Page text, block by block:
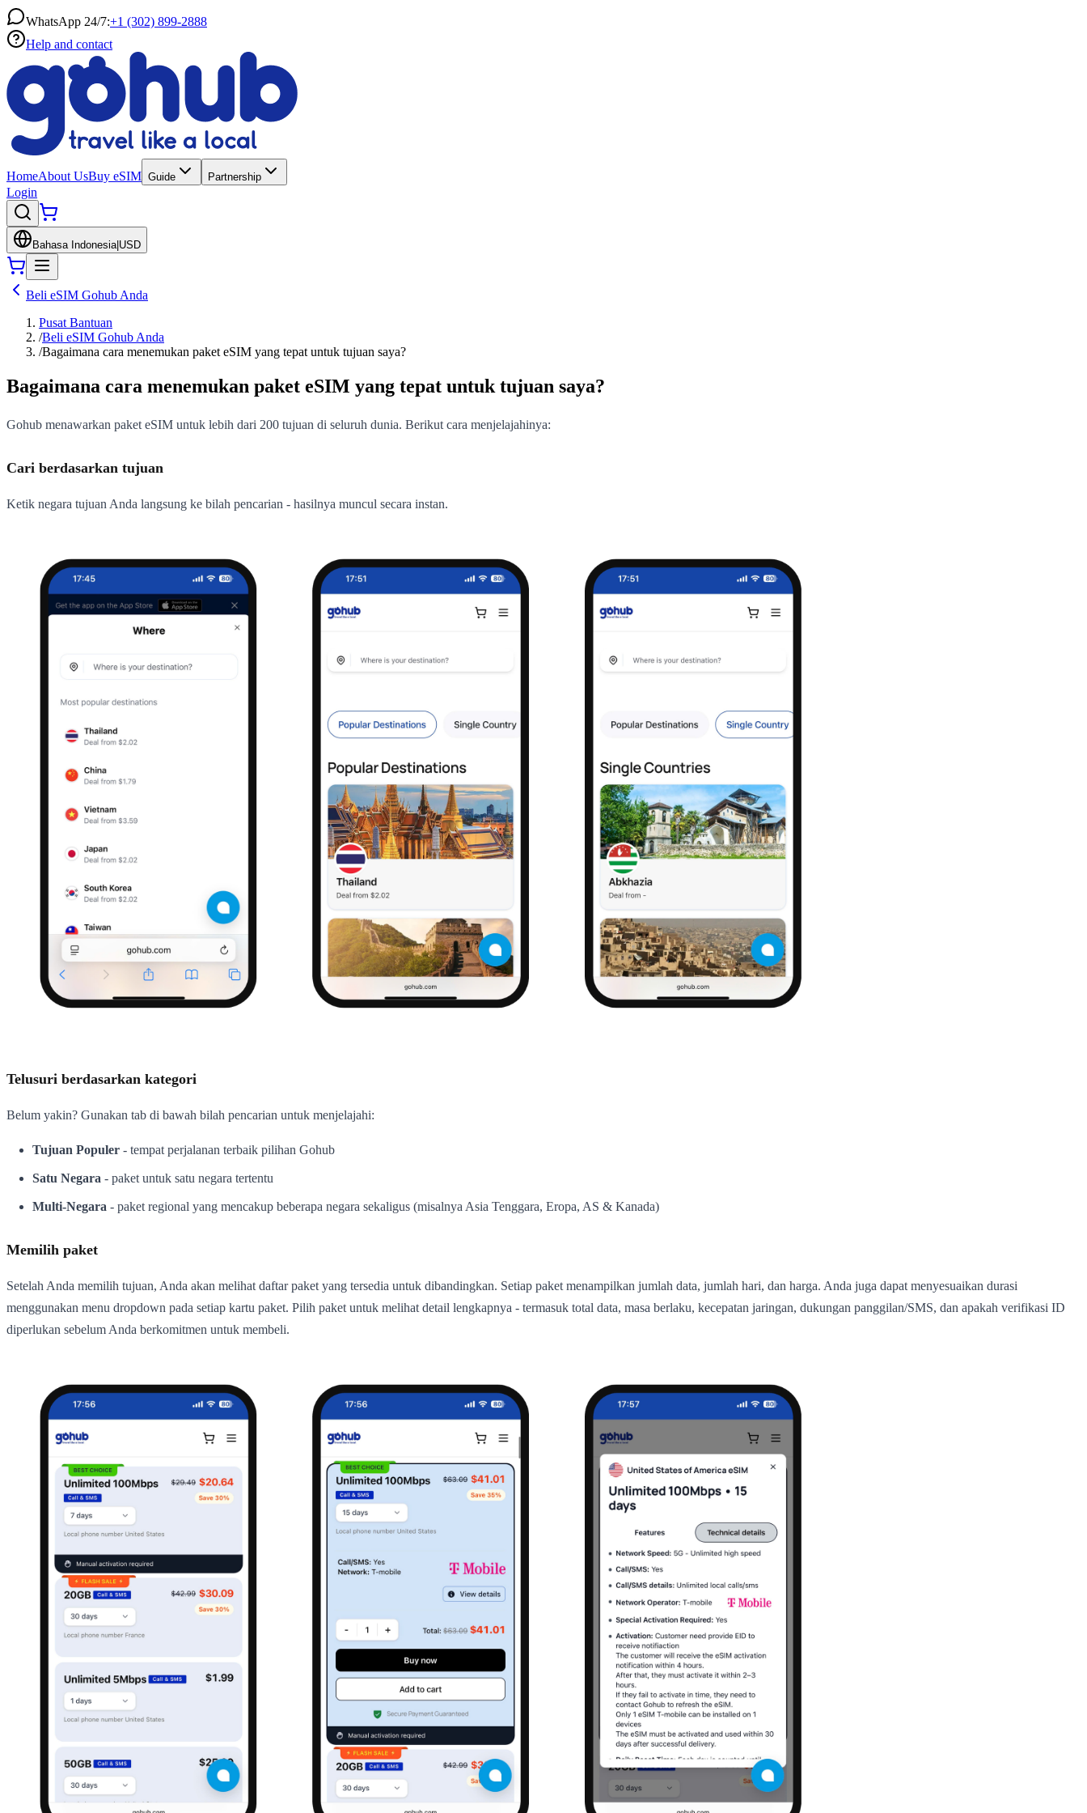
WhatsApp 24/7:+1 (302) 899-2888
Help and contact
HomeAbout UsBuy eSIM Guide Partnership
Login
Bahasa Indonesia| USD
Beli eSIM Gohub Anda
Pusat Bantuan
/Beli eSIM Gohub Anda
/Bagaimana cara menemukan paket eSIM yang tepat untuk tujuan saya?
Bagaimana cara menemukan paket eSIM yang tepat untuk tujuan saya?
Gohub menawarkan paket eSIM untuk lebih dari 200 tujuan di seluruh dunia. Berikut cara menjelajahinya:
Cari berdasarkan tujuan
Ketik negara tujuan Anda langsung ke bilah pencarian - hasilnya muncul secara instan.
Telusuri berdasarkan kategori
Belum yakin? Gunakan tab di bawah bilah pencarian untuk menjelajahi:
Tujuan Populer - tempat perjalanan terbaik pilihan Gohub
Satu Negara - paket untuk satu negara tertentu
Multi-Negara - paket regional yang mencakup beberapa negara sekaligus (misalnya Asia Tenggara, Eropa, AS & Kanada)
Memilih paket
Setelah Anda memilih tujuan, Anda akan melihat daftar paket yang tersedia untuk dibandingkan. Setiap paket menampilkan jumlah data, jumlah hari, dan harga. Anda juga dapat menyesuaikan durasi
menggunakan menu dropdown pada setiap kartu paket. Pilih paket untuk melihat detail lengkapnya - termasuk total data, masa berlaku, kecepatan jaringan, dukungan panggilan/SMS, dan apakah verifikasi ID
diperlukan sebelum Anda berkomitmen untuk membeli.